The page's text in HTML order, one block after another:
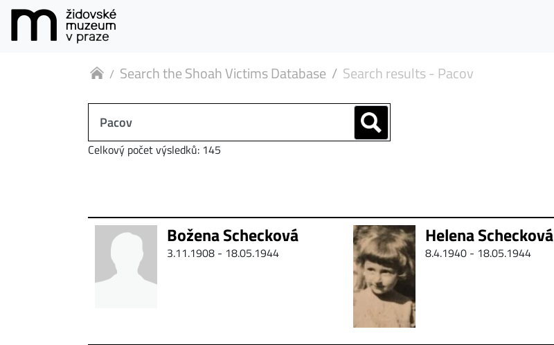
Search the Shoah Victims Database Search results - Pacov
Celkový počet výsledků: 145
Božena Schecková
3.11.1908 - 18.05.1944
Helena Schecková
8.4.1940 - 18.05.1944